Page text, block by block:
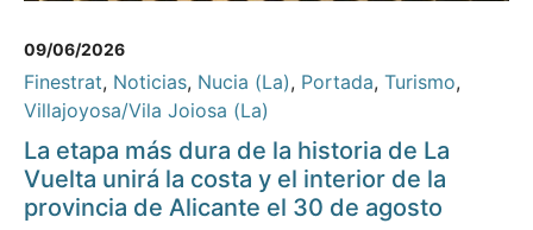
09/06/2026
Finestrat, Noticias, Nucia (La), Portada, Turismo,
Villajoyosa/Vila Joiosa (La)
La etapa más dura de la historia de La
Vuelta unirá la costa y el interior de la
provincia de Alicante el 30 de agosto